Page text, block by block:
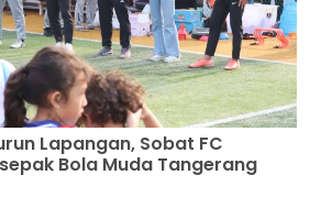
Lapangan, Sobat FC
Bola Muda Tangerang